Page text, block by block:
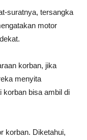
suratnya, tersangka
motor
korban, jika
menyita
korban bisa ambil di
korban. Diketahui,